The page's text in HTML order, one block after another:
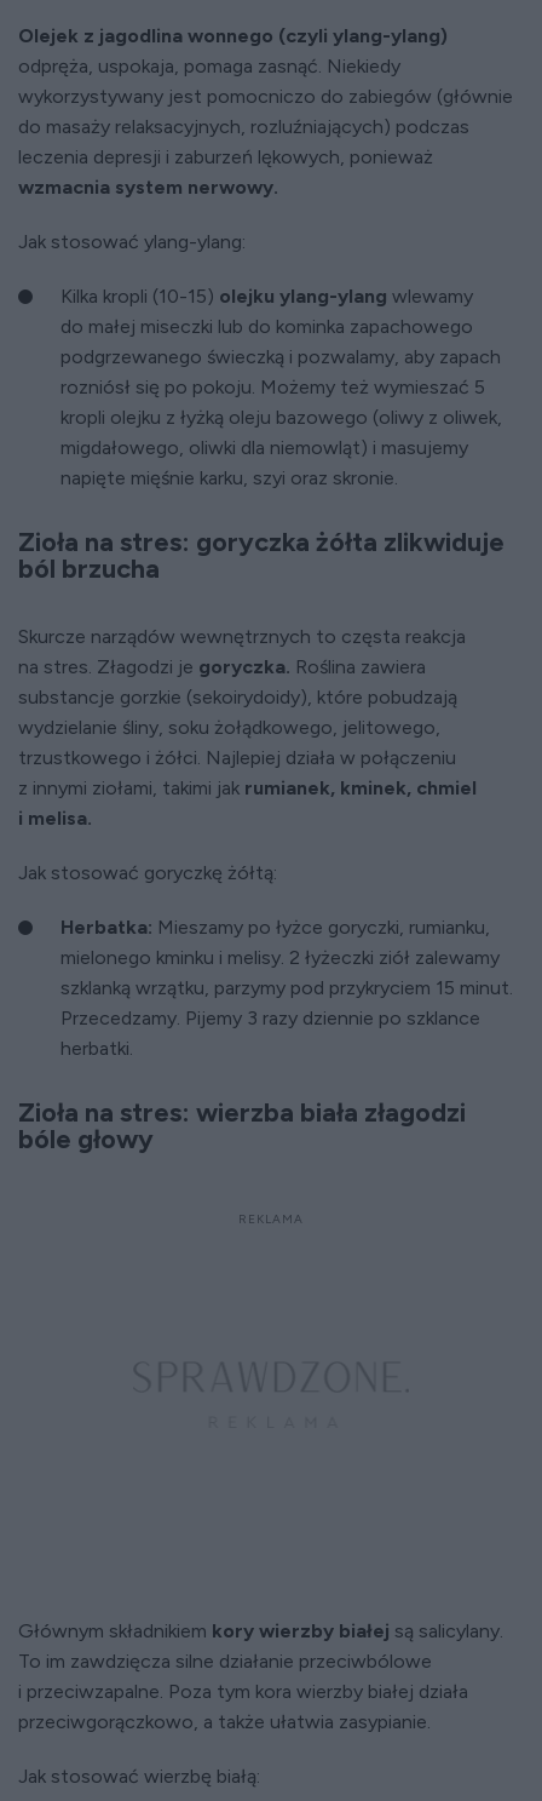
Olejek z jagodlina wonnego (czyli ylang-ylang)
odpręża, uspokaja, pomaga zasnąć. Niekiedy
wykorzystywany jest pomocniczo do zabiegów (głównie
do masaży relaksacyjnych, rozluźniających) podczas
leczenia depresji i zaburzeń lękowych, ponieważ
wzmacnia system nerwowy.
Jak stosować ylang-ylang:
Kilka kropli (10-15) olejku ylang-ylang wlewamy
do małej miseczki lub do kominka zapachowego
podgrzewanego świeczką i pozwalamy, aby zapach
rozniósł się po pokoju. Możemy też wymieszać 5
kropli olejku z łyżką oleju bazowego (oliwy z oliwek,
migdałowego, oliwki dla niemowląt) i masujemy
napięte mięśnie karku, szyi oraz skronie.
Zioła na stres: goryczka żółta zlikwiduje
ból brzucha
Skurcze narządów wewnętrznych to częsta reakcja
na stres. Złagodzi je goryczka. Roślina zawiera
substancje gorzkie (sekoirydoidy), które pobudzają
wydzielanie śliny, soku żołądkowego, jelitowego,
trzustkowego i żółci. Najlepiej działa w połączeniu
z innymi ziołami, takimi jak rumianek, kminek, chmiel
i melisa.
Jak stosować goryczkę żółtą:
Herbatka: Mieszamy po łyżce goryczki, rumianku,
mielonego kminku i melisy. 2 łyżeczki ziół zalewamy
szklanką wrzątku, parzymy pod przykryciem 15 minut.
Przecedzamy. Pijemy 3 razy dziennie po szklance
herbatki.
Zioła na stres: wierzba biała złagodzi
bóle głowy
Głównym składnikiem kory wierzby białej są salicylany.
To im zawdzięcza silne działanie przeciwbólowe
i przeciwzapalne. Poza tym kora wierzby białej działa
przeciwgorączkowo, a także ułatwia zasypianie.
Jak stosować wierzbę białą: